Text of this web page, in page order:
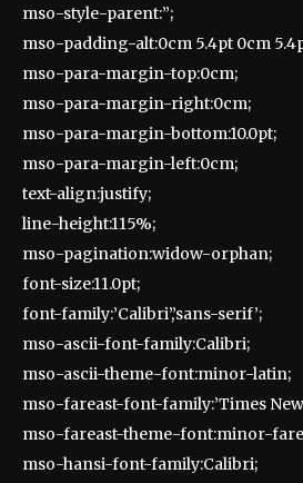
mso-style-parent:”;
mso-padding-alt:0cm 5.4pt 0cm
mso-para-margin-top:0cm;
mso-para-margin-right:0cm;
mso-para-margin-bottom:10.0pt;
mso-para-margin-left:0cm;
text-align:justify;
line-height:115%;
mso-pagination:widow-orphan;
font-size:11.0pt;
font-family:’Calibri’,’sans-serif’;
mso-ascii-font-family:Calibri;
mso-ascii-theme-font:minor-latin;
mso-fareast-font-family:’Times New
mso-fareast-theme-font:minor-
mso-hansi-font-family:Calibri;